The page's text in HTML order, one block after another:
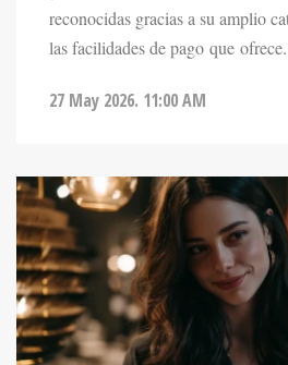
las facilidades de pago que ofrece.